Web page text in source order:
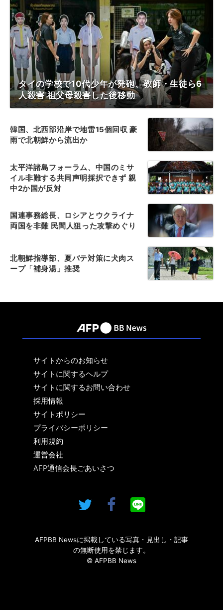
タイの学校で10代少年が発砲、教師・生徒ら6
人殺害 祖父母殺害した後移動
韓国、北西部沿岸で地雷15個回収 豪
雨で北朝鮮から流出か
太平洋諸島フォーラム、中国のミサ
イル非難する共同声明採択できず 親
中2か国が反対
国連事務総長、ロシアとウクライナ
両国を非難 民間人狙った攻撃めぐり
北朝鮮指導部、夏バテ対策に犬肉ス
ープ「補身湯」推奨
サイトからのお知らせ
サイトに関するヘルプ
サイトに関するお問い合わせ
採用情報
サイトポリシー
プライバシーポリシー
利用規約
運営会社
AFP通信会長ごあいさつ
AFPBB Newsに掲載している写真・見出し・記事
の無断使用を禁じます。
© AFPBB News